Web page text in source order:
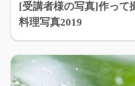
[受講者様の写真]作って
料理写真2019